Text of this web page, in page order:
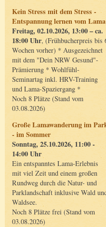
Kein Stress mit dem Stress -
Entspannung lernen vom Lama
Freitag, 02.10.2026, 13:00 – ca.
18:00 Uhr, (Frühbucherpreis bis
Wochen vorher) * Ausgezeichnet
mit dem "Dein NRW Gesund"-
Prämierung * Wohlfühl-
Seminartag inkl. HRV-Training
und Lama-Spaziergang *
Noch 8 Plätze (Stand vom
03.08.2026)
Große Lamawanderung im
- im Sommer
Sonntag, 25.10.2026, 11:00 -
14:00 Uhr
Ein entspanntes Lama-Erlebnis
mit viel Zeit und einem großen
Rundweg durch die Natur- und
Parklandschaft inklusive Wald
Waldsee.
Noch 8 Plätze frei (Stand vom
03.08.2026)